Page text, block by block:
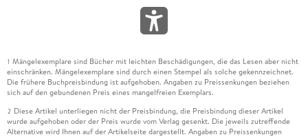
1 Mängelexemplare sind Bücher mit leichten Beschädigungen, die das Lesen aber nicht
einschränken. Mängelexemplare sind durch einen Stempel als solche gekennzeichnet.
Die frühere Buchpreisbindung ist aufgehoben. Angaben zu Preissenkungen beziehen
sich auf den gebundenen Preis eines mangelfreien Exemplars.
2 Diese Artikel unterliegen nicht der Preisbindung, die Preisbindung dieser Artikel
wurde aufgehoben oder der Preis wurde vom Verlag gesenkt. Die jeweils zutreffende
Alternative wird Ihnen auf der Artikelseite dargestellt. Angaben zu Preissenkungen